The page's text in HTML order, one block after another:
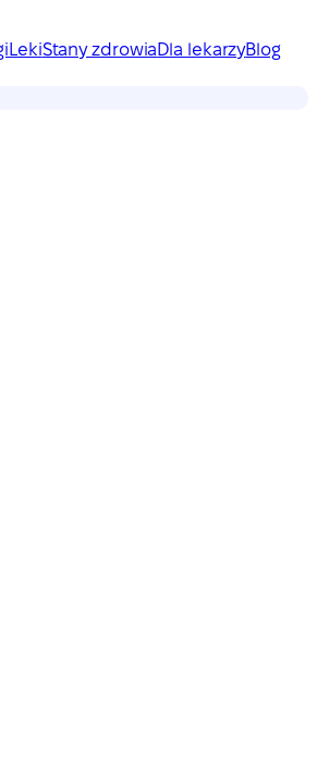
LekiStany zdrowiaDla lekarzyBlog